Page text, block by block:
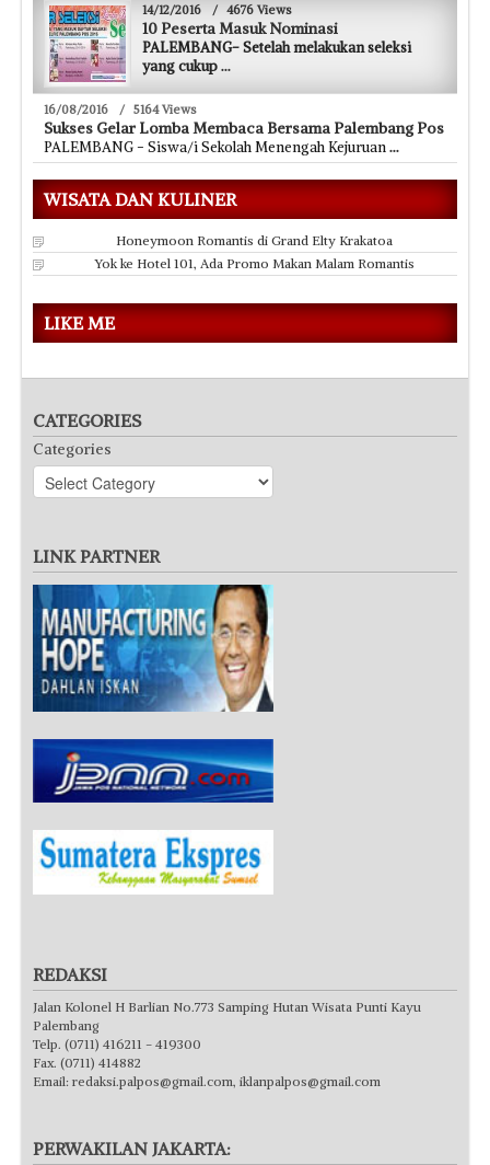
14/12/2016 / 4676 Views
10 Peserta Masuk Nominasi
PALEMBANG- Setelah melakukan seleksi
yang cukup...
16/08/2016 / 5164 Views
Sukses Gelar Lomba Membaca Bersama Palembang Pos
PALEMBANG - Siswa/i Sekolah Menengah Kejuruan...
WISATA DAN KULINER
Honeymoon Romantis di Grand Elty Krakatoa
Yok ke Hotel 101, Ada Promo Makan Malam Romantis
LIKE ME
CATEGORIES
Categories
LINK PARTNER
REDAKSI
Jalan Kolonel H Barlian No.773 Samping Hutan Wisata Punti Kayu
Palembang
Telp. (0711) 416211 - 419300
Fax. (0711) 414882
Email: redaksi.palpos@gmail.com, iklanpalpos@gmail.com
PERWAKILAN JAKARTA: